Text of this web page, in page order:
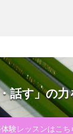
話す」の力
験レッスンはこち